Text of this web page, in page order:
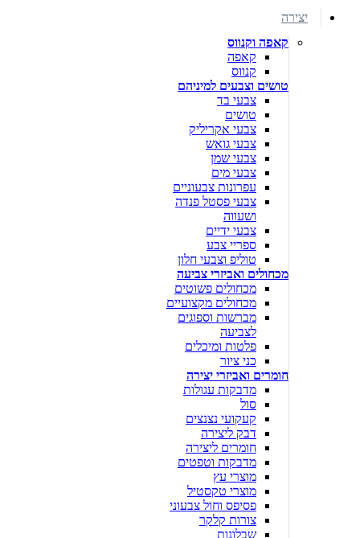
יצירה
קאפה וקנווס
קאפה
קנווס
טושים וצבעים למיניהם
צבעי בד
טושים
צבעי אקריליק
צבעי גואש
צבעי שמן
צבעי מים
עפרונות צבעוניים
צבעי פסטל פנדה
ושעווה
צבעי ידיים
ספריי צבע
טוליפ וצבעי חלון
מכחולים ואביזרי צביעה
מכחולים פשוטים
מכחולים מקצועיים
מברשות וספוגים
לצביעה
פלטות ומיכלים
כני ציור
חומרים ואביזרי יצירה
מדבקות עגולות
סול
קעקועי נצנצים
דבק ליצירה
חומרים ליצירה
מדבקות וטפטים
מוצרי עץ
מוצרי טקסטיל
פסיפס וחול צבעוני
צורות קלקר
שבלונות